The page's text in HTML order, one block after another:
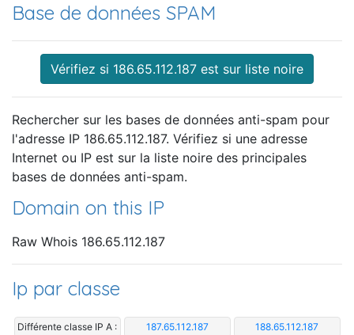
Base de données SPAM
Vérifiez si 186.65.112.187 est sur liste noire
Rechercher sur les bases de données anti-spam pour
l'adresse IP 186.65.112.187. Vérifiez si une adresse
Internet ou IP est sur la liste noire des principales
bases de données anti-spam.
Domain on this IP
Raw Whois 186.65.112.187
Ip par classe
Différente classe IP A : 187.65.112.187 188.65.112.187